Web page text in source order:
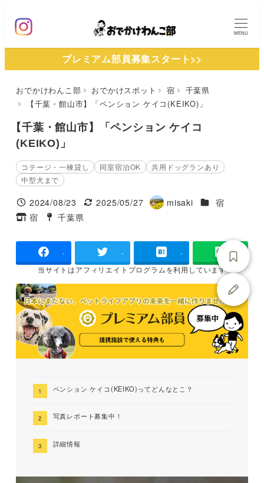
ン
MENU
プレミアム部員募集スタート>>
おでかけわんこ部 おでかけスポット 宿
千葉県
【千葉・館山市】「ペンション ケイコ(KEIKO)」
【千葉・館山市】「ペンション ケイコ
(KEIKO)」
コテージ・一棟貸し 同室宿泊OK
共用ドッグランあり
中型犬まで
投稿日
2024/08/23
更新日
2025/05/27
著
misaki 施設ジャンル
宿
タグ
宿
タグ
千葉県
- - -
当サイトはアフィリエイトプログラムを利用しています
ペンション ケイコ(KEIKO)ってどんなとこ？
写真レポート募集中！
詳細情報